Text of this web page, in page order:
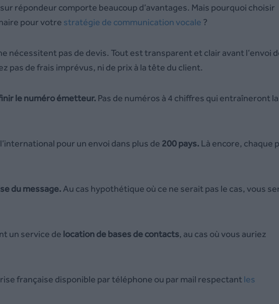
répondeur comporte beaucoup d’avantages. Mais pourquoi choisir
pour votre stratégie de communication vocale ?
nécessitent pas de devis. Tout est transparent et clair avant l’envoi
pas de frais imprévus, ni de prix à la tête du client.
le numéro émetteur. Pas de numéros à 4 chiffres qui entraîneront la
pour un envoi dans plus de 200 pays. Là encore, chaque
du message. Au cas hypothétique où ce ne serait pas le cas, vous
un service de location de bases de contacts, au cas où vous auriez
française disponible par téléphone ou par mail respectant les